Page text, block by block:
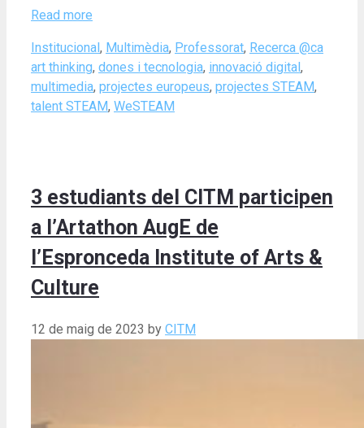
Read more
Categories
Institucional , Multimèdia, Professorat, Recerca @caTags
art thinking, dones i tecnologia, innovació digital ,
multimedia, projectes europeus, projectes STEAM,
talent STEAM, WeSTEAM
3 estudiants del CITM participen
a l’Artathon AugE de
l’Espronceda Institute of Arts &
Culture
12 de maig de 2023 by CITM